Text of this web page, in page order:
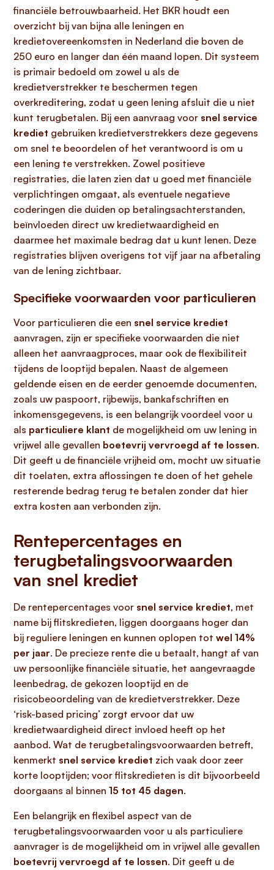
financiële betrouwbaarheid. Het BKR houdt een
overzicht bij van bijna alle leningen en
kredietovereenkomsten in Nederland die boven de
250 euro en langer dan één maand lopen. Dit systeem
is primair bedoeld om zowel u als de
kredietverstrekker te beschermen tegen
overkreditering, zodat u geen lening afsluit die u niet
kunt terugbetalen. Bij een aanvraag voor snel service
krediet gebruiken kredietverstrekkers deze gegevens
om snel te beoordelen of het verantwoord is om u
een lening te verstrekken. Zowel positieve
registraties, die laten zien dat u goed met financiële
verplichtingen omgaat, als eventuele negatieve
coderingen die duiden op betalingsachterstanden,
beïnvloeden direct uw kredietwaardigheid en
daarmee het maximale bedrag dat u kunt lenen. Deze
registraties blijven overigens tot vijf jaar na afbetaling
van de lening zichtbaar.
Specifieke voorwaarden voor particulieren
Voor particulieren die een snel service krediet
aanvragen, zijn er specifieke voorwaarden die niet
alleen het aanvraagproces, maar ook de flexibiliteit
tijdens de looptijd bepalen. Naast de algemeen
geldende eisen en de eerder genoemde documenten,
zoals uw paspoort, rijbewijs, bankafschriften en
inkomensgegevens, is een belangrijk voordeel voor u
als particuliere klant de mogelijkheid om uw lening in
vrijwel alle gevallen boetevrij vervroegd af te lossen.
Dit geeft u de financiële vrijheid om, mocht uw situatie
dit toelaten, extra aflossingen te doen of het gehele
resterende bedrag terug te betalen zonder dat hier
extra kosten aan verbonden zijn.
Rentepercentages en
terugbetalingsvoorwaarden
van snel krediet
De rentepercentages voor snel service krediet, met
name bij flitskredieten, liggen doorgaans hoger dan
bij reguliere leningen en kunnen oplopen tot wel 14%
per jaar. De precieze rente die u betaalt, hangt af van
uw persoonlijke financiële situatie, het aangevraagde
leenbedrag, de gekozen looptijd en de
risicobeoordeling van de kredietverstrekker. Deze
‘risk-based pricing’ zorgt ervoor dat uw
kredietwaardigheid direct invloed heeft op het
aanbod. Wat de terugbetalingsvoorwaarden betreft,
kenmerkt snel service krediet zich vaak door zeer
korte looptijden; voor flitskredieten is dit bijvoorbeeld
doorgaans al binnen 15 tot 45 dagen.
Een belangrijk en flexibel aspect van de
terugbetalingsvoorwaarden voor u als particuliere
aanvrager is de mogelijkheid om in vrijwel alle gevallen
boetevrij vervroegd af te lossen. Dit geeft u de